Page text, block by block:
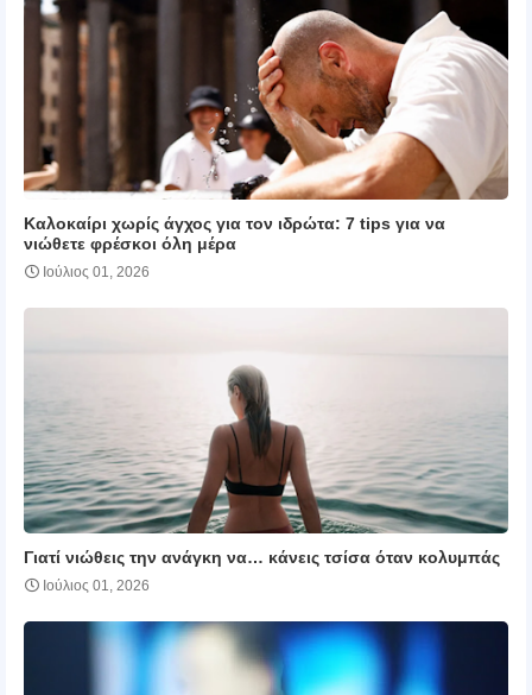
Καλοκαίρι χωρίς άγχος για τον ιδρώτα: 7 tips για να
νιώθετε φρέσκοι όλη μέρα
Ιούλιος 01, 2026
Γιατί νιώθεις την ανάγκη να… κάνεις τσίσα όταν κολυμπάς
Ιούλιος 01, 2026